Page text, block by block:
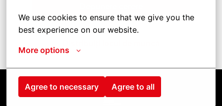
We use cookies to ensure that we give you the
best experience on our website.
More options
Agree to necessary Agree to all